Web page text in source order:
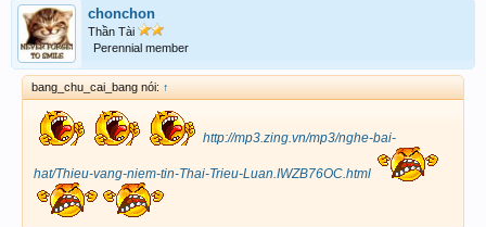
chonchon
Thần Tài
Perennial member
bang_chu_cai_bang nói: ↑
http://mp3.zing.vn/mp3/nghe-bai-
hat/Thieu-vang-niem-tin-Thai-Trieu-Luan.IWZB76OC.html